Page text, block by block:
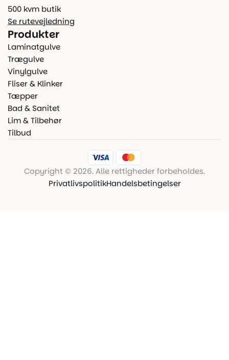
500 kvm butik
Se rutevejledning
Produkter
Laminatgulve
Trægulve
Vinylgulve
Fliser & Klinker
Tæpper
Bad & Sanitet
Lim & Tilbehør
Tilbud
Copyright © 2026. Alle rettigheder forbeholdes.
PrivatlivspolitikHandelsbetingelser